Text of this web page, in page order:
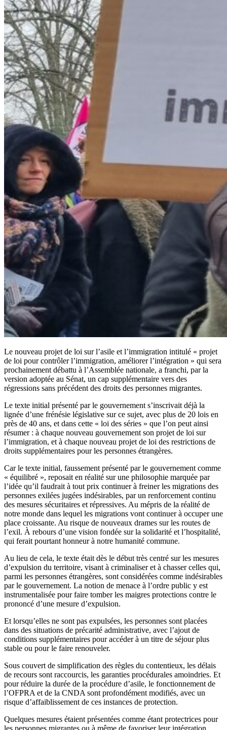
Le nouveau projet de loi sur l’asile et l’immigration intitulé « projet
de loi pour contrôler l’immigration, améliorer l’intégration » qui sera
prochainement débattu à l’Assemblée nationale, a franchi, par la
version adoptée au Sénat, un cap supplémentaire vers des
régressions sans précédent des droits des personnes migrantes.
Le texte initial présenté par le gouvernement s’inscrivait déjà la
lignée d’une frénésie législative sur ce sujet, avec plus de 20 lois en
près de 40 ans, et dans cette « loi des séries » que l’on peut ainsi
résumer : à chaque nouveau gouvernement son projet de loi sur
l’immigration, et à chaque nouveau projet de loi des restrictions de
droits supplémentaires pour les personnes étrangères.
Car le texte initial, faussement présenté par le gouvernement comme
« équilibré », reposait en réalité sur une philosophie marquée par
l’idée qu’il faudrait à tout prix continuer à freiner les migrations des
personnes exilées jugées indésirables, par un renforcement continu
des mesures sécuritaires et répressives. Au mépris de la réalité de
notre monde dans lequel les migrations vont continuer à occuper une
place croissante. Au risque de nouveaux drames sur les routes de
l’exil. À rebours d’une vision fondée sur la solidarité et l’hospitalité,
qui ferait pourtant honneur à notre humanité commune.
Au lieu de cela, le texte était dès le début très centré sur les mesures
d’expulsion du territoire, visant à criminaliser et à chasser celles qui,
parmi les personnes étrangères, sont considérées comme indésirables
par le gouvernement. La notion de menace à l’ordre public y est
instrumentalisée pour faire tomber les maigres protections contre le
prononcé d’une mesure d’expulsion.
Et lorsqu’elles ne sont pas expulsées, les personnes sont placées
dans des situations de précarité administrative, avec l’ajout de
conditions supplémentaires pour accéder à un titre de séjour plus
stable ou pour le faire renouveler.
Sous couvert de simplification des règles du contentieux, les délais
de recours sont raccourcis, les garanties procédurales amoindries. Et
pour réduire la durée de la procédure d’asile, le fonctionnement de
l’OFPRA et de la CNDA sont profondément modifiés, avec un
risque d’affaiblissement de ces instances de protection.
Quelques mesures étaient présentées comme étant protectrices pour
les personnes migrantes ou à même de favoriser leur intégration.